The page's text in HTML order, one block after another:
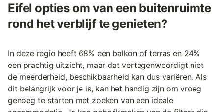
Eifel opties om van een buitenruimte
rond het verblijf te genieten?
In deze regio heeft 68% een balkon of terras en 24%
een prachtig uitzicht, maar dat vertegenwoordigt niet
de meerderheid, beschikbaarheid kan dus variëren. Als
dit belangrijk voor je is, kan het handig zijn om vroeg
genoeg te starten met zoeken van een ideale